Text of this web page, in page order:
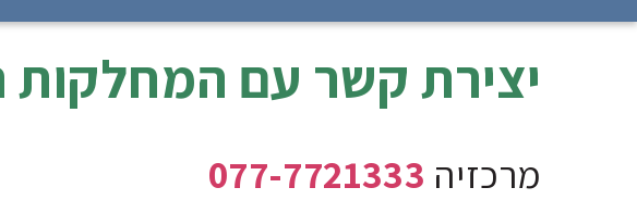
יצירת קשר עם המחלקות
מרכזיה 077-7721333